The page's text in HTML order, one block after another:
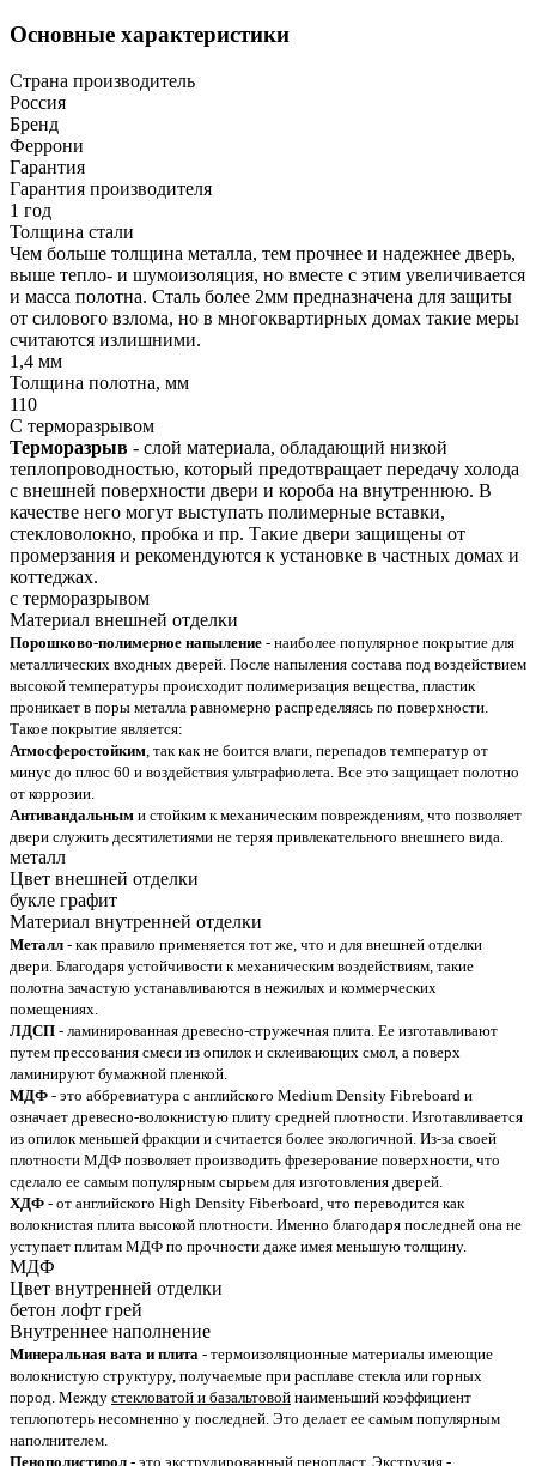
Основные характеристики
Страна производитель
Россия
Бренд
Феррони
Гарантия
Гарантия производителя
1 год
Толщина стали
Чем больше толщина металла, тем прочнее и надежнее дверь,
выше тепло- и шумоизоляция, но вместе с этим увеличивается
и масса полотна. Сталь более 2мм предназначена для защиты
от силового взлома, но в многоквартирных домах такие меры
считаются излишними.
1,4 мм
Толщина полотна, мм
110
С терморазрывом
Терморазрыв - слой материала, обладающий низкой
теплопроводностью, который предотвращает передачу холода
с внешней поверхности двери и короба на внутреннюю. В
качестве него могут выступать полимерные вставки,
стекловолокно, пробка и пр. Такие двери защищены от
промерзания и рекомендуются к установке в частных домах и
коттеджах.
с терморазрывом
Материал внешней отделки
Порошково-полимерное напыление - наиболее популярное покрытие для
металлических входных дверей. После напыления состава под воздействием
высокой температуры происходит полимеризация вещества, пластик
проникает в поры металла равномерно распределяясь по поверхности.
Такое покрытие является:
Атмосферостойким , так как не боится влаги, перепадов температур от
минус до плюс 60 и воздействия ультрафиолета. Все это защищает полотно
от коррозии.
Антивандальным и стойким к механическим повреждениям, что позволяет
двери служить десятилетиями не теряя привлекательного внешнего вида.
металл
Цвет внешней отделки
букле графит
Материал внутренней отделки
Металл - как правило применяется тот же, что и для внешней отделки
двери. Благодаря устойчивости к механическим воздействиям, такие
полотна зачастую устанавливаются в нежилых и коммерческих
помещениях.
ЛДСП - ламинированная древесно-стружечная плита. Ее изготавливают
путем прессования смеси из опилок и склеивающих смол, а поверх
ламинируют бумажной пленкой.
МДФ - это аббревиатура с английского Medium Density Fibreboard и
означает древесно-волокнистую плиту средней плотности. Изготавливается
из опилок меньшей фракции и считается более экологичной. Из-за своей
плотности МДФ позволяет производить фрезерование поверхности, что
сделало ее самым популярным сырьем для изготовления дверей.
ХДФ - от английского High Density Fiberboard, что переводится как
волокнистая плита высокой плотности. Именно благодаря последней она не
уступает плитам МДФ по прочности даже имея меньшую толщину.
МДФ
Цвет внутренней отделки
бетон лофт грей
Внутреннее наполнение
Минеральная вата и плита - термоизоляционные материалы имеющие
волокнистую структуру, получаемые при расплаве стекла или горных
пород. Между стекловатой и базальтовой наименьший коэффициент
теплопотерь несомненно у последней. Это делает ее самым популярным
наполнителем.
Пенополистирол - это экструдированный пенопласт. Экструзия -